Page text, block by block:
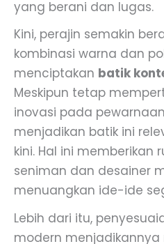
yang berani dan lugas.
Kini, perajin semakin
kombinasi warna dan
menciptakan batik
Meskipun tetap
inovasi pada
menjadikan batik ini
kini. Hal ini memberikan
seniman dan desainer
menuangkan ide-ide
Lebih dari itu,
modern